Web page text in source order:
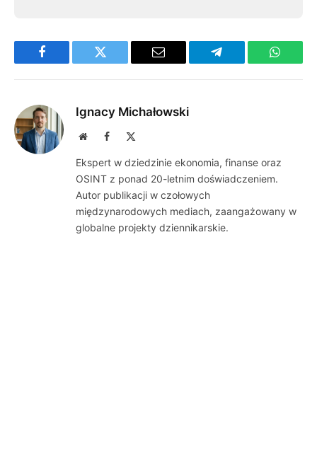
Facebook Twitter Email Telegram
Ignacy Michałowski
WebsiteFacebook
Ekspert w dziedzinie ekonomia, finanse oraz
OSINT z ponad 20-letnim doświadczeniem.
Autor publikacji w czołowych
międzynarodowych mediach, zaangażowany w
globalne projekty dziennikarskie.